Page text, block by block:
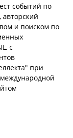
событий по
и поиском по
с
при